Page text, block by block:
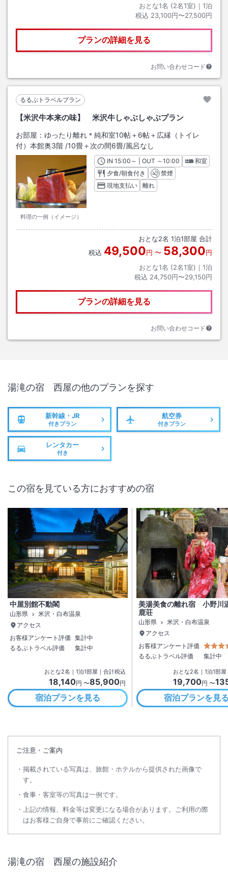
おとな1名 (2名1室)｜ 1泊
税込 23,100円〜27,500円
プランの詳細を見る
お問い合わせコード
るるぶトラベルプラン
【米沢牛本来の味】 米沢牛しゃぶしゃぶプラン
お部屋： ゆったり離れ＊純和室10帖＋6帖＋広縁（トイレ
付）本館奥3階 /10畳＋次の間6畳/風呂なし
料理の一例（イメージ）
INチェックイン
15:00 ～ | OUT チェックアウト
～10:00
和室
夕食/朝食付き
禁煙
現地支払い
離れ
おとな2名 1泊1部屋 合計
税込 49,500円 〜 58,300円
おとな1名 (2名1室)｜ 1泊
税込 24,750円〜29,150円
プランの詳細を見る
お問い合わせコード
湯滝の宿 西屋の他のプランを探す
新幹線・JR
付きプラン
航空券
付きプラン
レンタカー
付き
この宿を見ている方におすすめの宿
中屋別館不動閣
山形県
米沢・白布温泉
アクセス
お客様アンケート評価 集計中
るるぶトラベル評価
集計中
おとな2名 ｜ 1泊1部屋｜合計税込
18,140円 〜85,900円
宿泊プランを見る
美湯美食の離れ宿 小野
鹿荘
山形県
米沢・白布温泉
アクセス
お客様アンケート評価
るるぶトラベル評価
集計中
おとな2名 ｜ 1泊1部屋
19,700円 〜
宿泊プランを見
ご注意・ご案内
掲載されている写真は、旅館・ホテルから提供された画像で
す。
食事・客室等の写真は一例です。
上記の情報、料金等は変更になる場合があります。ご利用の際
はお客様ご自身で事前にご確認ください。
湯滝の宿 西屋の施設紹介